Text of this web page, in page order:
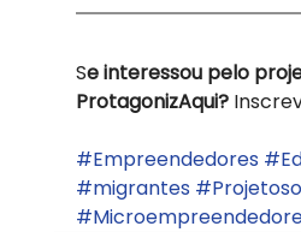
Se interessou pelo
ProtagonizAqui?
#Empreendedores
#migrantes